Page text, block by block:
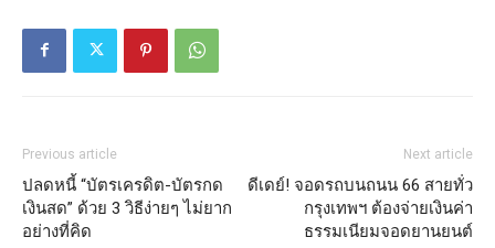
Previous article
ปลดหนี้ “บัตรเครดิต-บัตรกด
เงินสด” ด้วย 3 วิธีง่ายๆ ไม่ยาก
อย่างที่คิด
Next article
ดีเดย์! จอดรถบนถนน 66 สายทั่ว
กรุงเทพฯ ต้องจ่ายเงินค่า
ธรรมเนียมจอดยานยนต์